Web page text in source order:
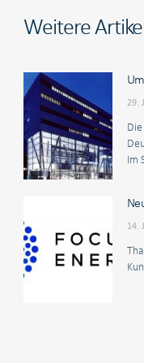
Weitere
29.
Im
14.